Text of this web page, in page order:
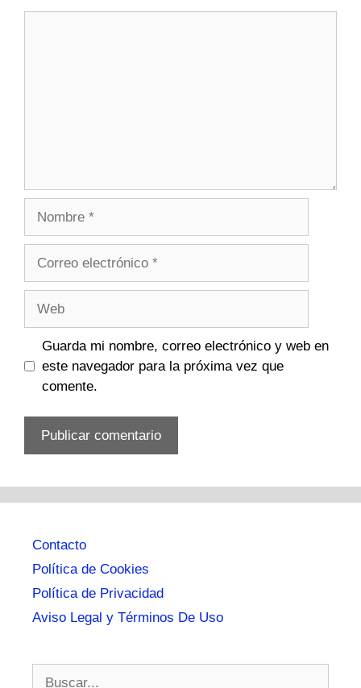
Guarda mi nombre, correo electrónico y web en
este navegador para la próxima vez que
comente.
Contacto
Política de Cookies
Política de Privacidad
Aviso Legal y Términos De Uso